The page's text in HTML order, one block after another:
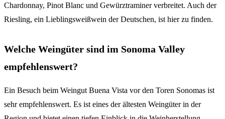
Chardonnay, Pinot Blanc und Gewürztraminer verbreitet. Auch der
Riesling, ein Lieblingsweißwein der Deutschen, ist hier zu finden.
Welche Weingüter sind im Sonoma Valley
empfehlenswert?
Ein Besuch beim Weingut Buena Vista vor den Toren Sonomas ist
sehr empfehlenswert. Es ist eines der ältesten Weingüter in der